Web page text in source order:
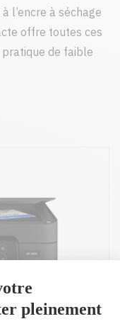
l’encre à séchage
offre toutes ces
de faible